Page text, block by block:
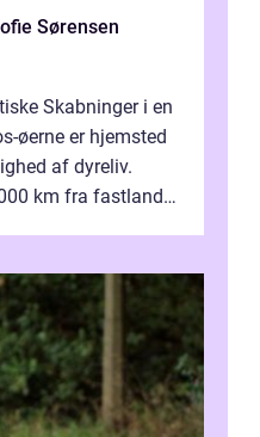
Sørensen
Skabninger i en
øerne er hjemsted
af dyreliv.
km fra fastlandet